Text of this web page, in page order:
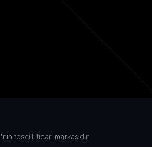
'nin tescilli ticari markasıdır.